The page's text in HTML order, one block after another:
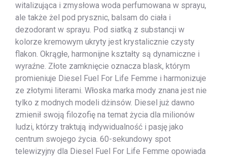
witalizująca i zmysłowa woda perfumowana w sprayu,
ale także żel pod prysznic, balsam do ciała i
dezodorant w sprayu. Pod siatką z substancji w
kolorze kremowym ukryty jest krystalicznie czysty
flakon. Okrągłe, harmonijne kształty są dynamiczne i
wyraźne. Złote zamknięcie oznacza blask, którym
promieniuje Diesel Fuel For Life Femme i harmonizuje
ze złotymi literami. Włoska marka mody znana jest nie
tylko z modnych modeli dżinsów. Diesel już dawno
zmienił swoją filozofię na temat życia dla milionów
ludzi, którzy traktują indywidualność i pasję jako
centrum swojego życia. 60-sekundowy spot
telewizyjny dla Diesel Fuel For Life Femme opowiada